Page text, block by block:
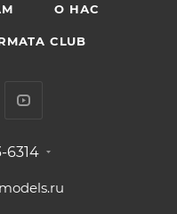
О НАС
CLUB
6314